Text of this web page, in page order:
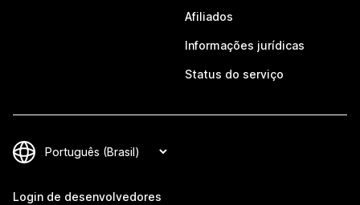
Afiliados
Informações jurídicas
Status do serviço
Login de desenvolvedores